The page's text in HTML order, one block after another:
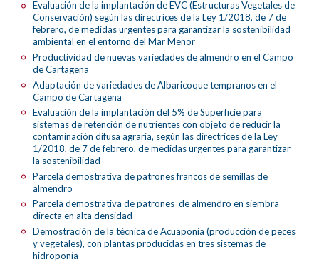
Evaluación de la implantación de EVC (Estructuras Vegetales de
Conservación) según las directrices de la Ley 1/2018, de 7 de
febrero, de medidas urgentes para garantizar la sostenibilidad
ambiental en el entorno del Mar Menor
Productividad de nuevas variedades de almendro en el Campo
de Cartagena
Adaptación de variedades de Albaricoque tempranos en el
Campo de Cartagena
Evaluación de la implantación del 5% de Superficie para
sistemas de retención de nutrientes con objeto de reducir la
contaminación difusa agraria, según las directrices de la Ley
1/2018, de 7 de febrero, de medidas urgentes para garantizar
la sostenibilidad
Parcela demostrativa de patrones francos de semillas de
almendro
Parcela demostrativa de patrones de almendro en siembra
directa en alta densidad
Demostración de la técnica de Acuaponia (producción de peces
y vegetales), con plantas producidas en tres sistemas de
hidroponía